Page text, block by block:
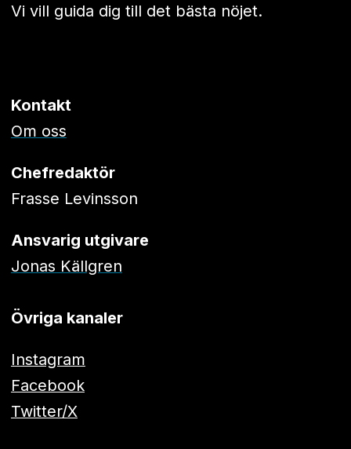
Vi vill guida dig till det bästa nöjet.
Kontakt
Om oss
Chefredaktör
Frasse Levinsson
Ansvarig utgivare
Jonas Källgren
Övriga kanaler
Instagram
Facebook
Twitter/X